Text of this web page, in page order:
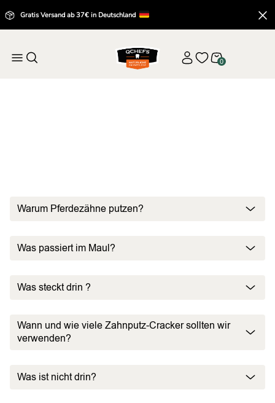
Gratis Versand ab 37€ in Deutschland
0
Warum Pferdezähne putzen?
Was passiert im Maul?
Was steckt drin ?
Wann und wie viele Zahnputz-Cracker sollten wir
verwenden?
Was ist nicht drin?